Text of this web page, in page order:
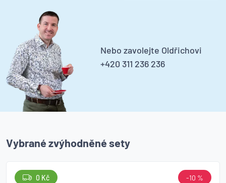
Nebo zavolejte Oldřichovi
+420 311 236 236
Vybrané zvýhodněné sety
0 Kč -10 %